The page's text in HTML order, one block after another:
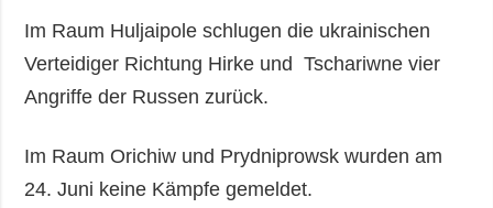
Im Raum Huljaipole schlugen die ukrainischen
Verteidiger Richtung Hirke und Tschariwne vier
Angriffe der Russen zurück.
Im Raum Orichiw und Prydniprowsk wurden am
24. Juni keine Kämpfe gemeldet.